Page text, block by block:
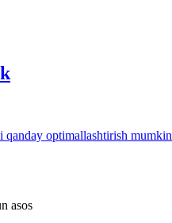
qanday optimallashtirish mumkin
asos